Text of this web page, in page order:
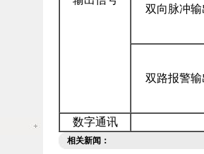
双向脉冲输
双路报警输
数字通讯
相关新闻：